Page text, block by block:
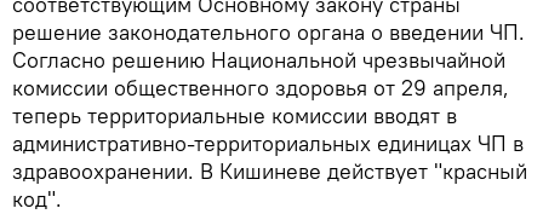
решение законодательного органа о введении ЧП.
Согласно решению Национальной чрезвычайной
комиссии общественного здоровья от 29 апреля,
теперь территориальные комиссии вводят в
административно-территориальных единицах ЧП в
здравоохранении. В Кишиневе действует "красный
код".